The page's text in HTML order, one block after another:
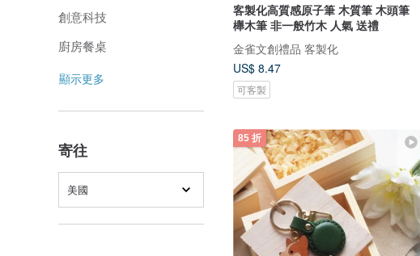
創意科技
廚房餐桌
顯示更多
寄往
美國
客製化高質感原子筆 木質筆 木頭筆
櫸木筆 非一般竹木 人氣 送禮
金雀文創禮品 客製化
US$ 8.47
可客製
85 折